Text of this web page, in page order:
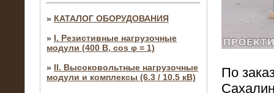
» КАТАЛОГ ОБОРУДОВАНИЯ
» I. Резистивные нагрузочные
модули (400 В, cos φ = 1)
» II. Высоковольтные нагрузочные
модули и комплексы (6.3 / 10.5 кВ)
По